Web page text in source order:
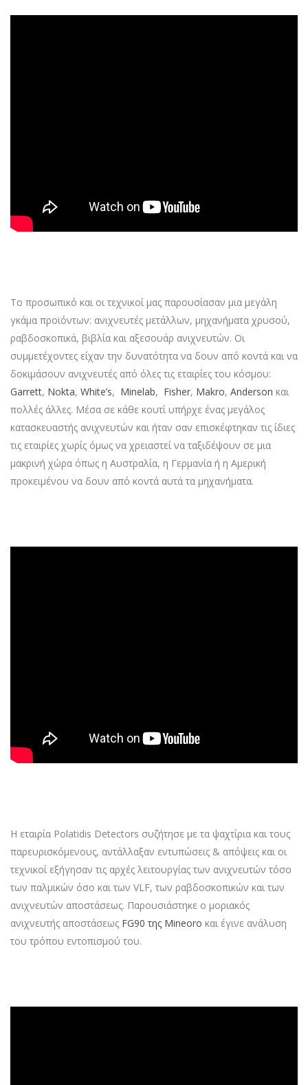
Το προσωπικό και οι τεχνικοί μας παρουσίασαν μια μεγάλη
γκάμα προϊόντων: ανιχνευτές μετάλλων, μηχανήματα χρυσού,
ραβδοσκοπικά, βιβλία και αξεσουάρ ανιχνευτών. Οι
συμμετέχοντες είχαν την δυνατότητα να δουν από κοντά και να
δοκιμάσουν ανιχνευτές από όλες τις εταιρίες του κόσμου:
Garrett, Nokta, White’s, Minelab, Fisher, Makro, Anderson και
πολλές άλλες. Μέσα σε κάθε κουτί υπήρχε ένας μεγάλος
κατασκευαστής ανιχνευτών και ήταν σαν επισκέφτηκαν τις ίδιες
τις εταιρίες χωρίς όμως να χρειαστεί να ταξιδέψουν σε μια
μακρινή χώρα όπως η Αυστραλία, η Γερμανία ή η Αμερική
προκειμένου να δουν από κοντά αυτά τα μηχανήματα.
Η εταιρία Polatidis Detectors συζήτησε με τα ψαχτίρια και τους
παρευρισκόμενους, αντάλλαξαν εντυπώσεις & απόψεις και οι
τεχνικοί εξήγησαν τις αρχές λειτουργίας των ανιχνευτών τόσο
των παλμικών όσο και των VLF, των ραβδοσκοπικών και των
ανιχνευτών αποστάσεως. Παρουσιάστηκε ο μοριακός
ανιχνευτής αποστάσεως FG90 της Mineoro και έγινε ανάλυση
του τρόπου εντοπισμού του.